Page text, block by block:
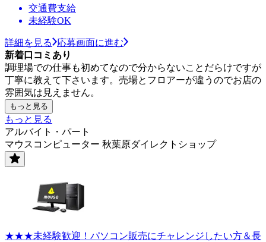
交通費支給
未経験OK
詳細を見る
応募画面に進む
新着口コミあり
調理場での仕事も初めてなので分からないことだらけですが
丁寧に教えて下さいます。売場とフロアーが違うのでお店の
雰囲気は見えません。
もっと見る
もっと見る
アルバイト・パート
マウスコンピューター 秋葉原ダイレクトショップ
★★★未経験歓迎！パソコン販売にチャレンジしたい方＆長